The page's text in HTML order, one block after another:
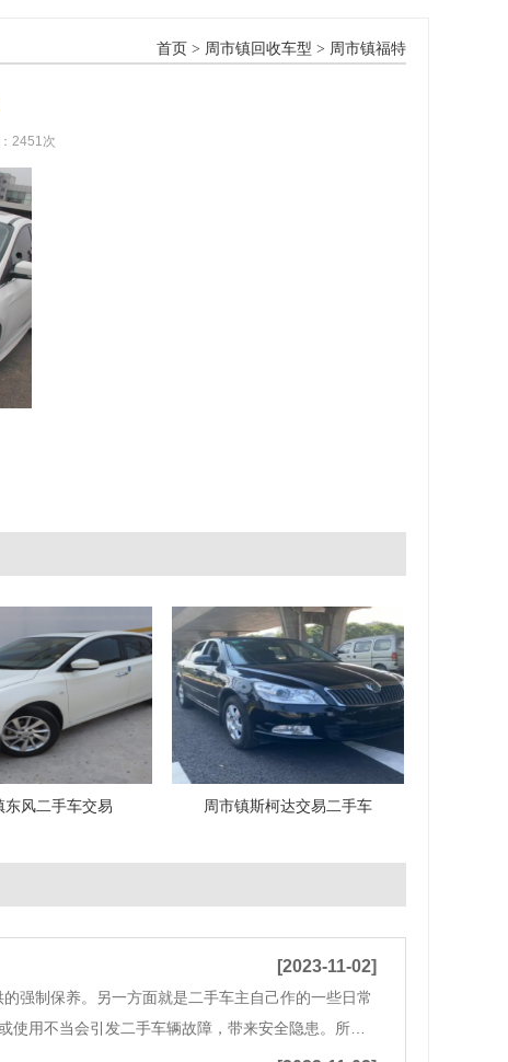
首页 > 周市镇回收车型 > 周市镇福特
2451次
东风二手车交易 周市镇斯柯达交易二手车
[2023-11-02]
强制保养。另一方面就是二手车主自己作的一些日常
用不当会引发二手车辆故障，带来安全隐患。所以